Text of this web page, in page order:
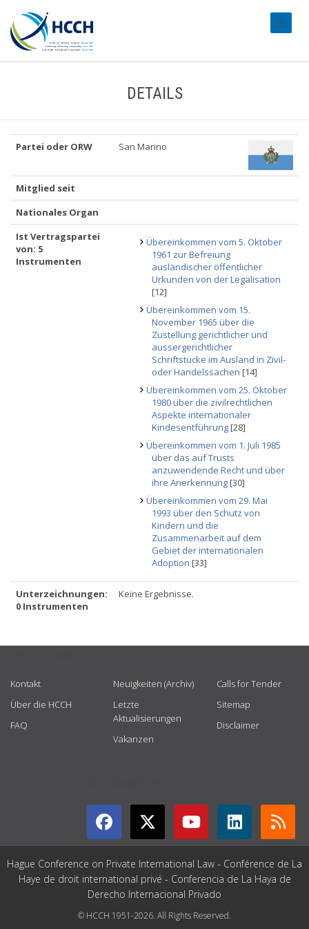
DETAILS
Partei oder ORW San Marino
Mitglied seit
Nationales Organ
Ist Vertragspartei
von: 5
Instrumenten
Übereinkommen vom 5. Oktober
1961 zur Befreiung
ausländischer öffentlicher
Urkunden von der Legalisation
[12]
Übereinkommen vom 15.
November 1965 über die
Zustellung gerichtlicher und
aussergerichtlicher
Schriftstücke im Ausland in Zivil-
oder Handelssachen [14]
Übereinkommen vom 25. Oktober
1980 über die zivilrechtlichen
Aspekte internationaler
Kindesentführung[28]
Übereinkommen vom 1. Juli 1985
über das auf Trusts
anzuwendende Recht und über
ihre Anerkennung[30]
Übereinkommen vom 29. Mai
1993 über den Schutz von
Kindern und die
Zusammenarbeit auf dem
Gebiet der internationalen
Adoption [33]
Unterzeichnungen:
0 Instrumenten
Keine Ergebnisse.
Kontakt
Über die HCCH
FAQ
Neuigkeiten (Archiv)
Letzte
Aktualisierungen
Vakanzen
Calls for Tender
Sitemap
Disclaimer
Hague Conference on Private International Law - Conférence de La
Haye de droit international privé - Conferencia de La Haya de
Derecho Internacional Privado
© HCCH 1951-2026. All Rights Reserved.